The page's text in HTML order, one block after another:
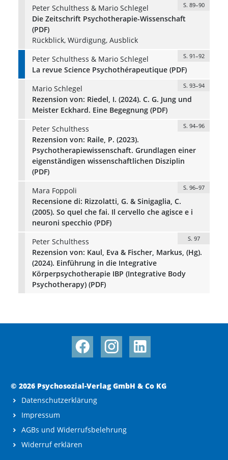
Peter Schulthess & Mario Schlegel
S. 89–90
Die Zeitschrift Psychotherapie-Wissenschaft
(PDF)
Rückblick, Würdigung, Ausblick
Peter Schulthess & Mario Schlegel
S. 91–92
La revue Science Psychothérapeutique (PDF)
Mario Schlegel
S. 93–94
Rezension von: Riedel, I. (2024). C. G. Jung und
Meister Eckhard. Eine Begegnung (PDF)
Peter Schulthess
S. 94–96
Rezension von: Raile, P. (2023).
Psychotherapiewissenschaft. Grundlagen einer
eigenständigen wissenschaftlichen Disziplin
(PDF)
Mara Foppoli
S. 96–97
Recensione di: Rizzolatti, G. & Sinigaglia, C.
(2005). So quel che fai. Il cervello che agisce e i
neuroni specchio (PDF)
Peter Schulthess
S. 97
Rezension von: Kaul, Eva & Fischer, Markus, (Hg).
(2024). Einführung in die Integrative
Körperpsychotherapie IBP (Integrative Body
Psychotherapy) (PDF)
© 2026 Psychosozial-Verlag GmbH & Co KG
Datenschutzerklärung
Impressum
AGBs und Widerrufsbelehrung
Widerruf erklären